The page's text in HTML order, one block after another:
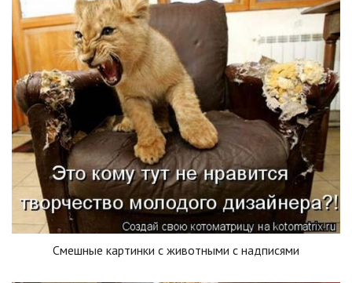
Смешные картинки с животными с надписями